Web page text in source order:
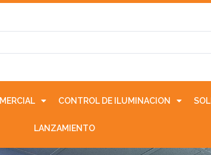
CONTROL DE ILUMINACION
LANZAMIENTO